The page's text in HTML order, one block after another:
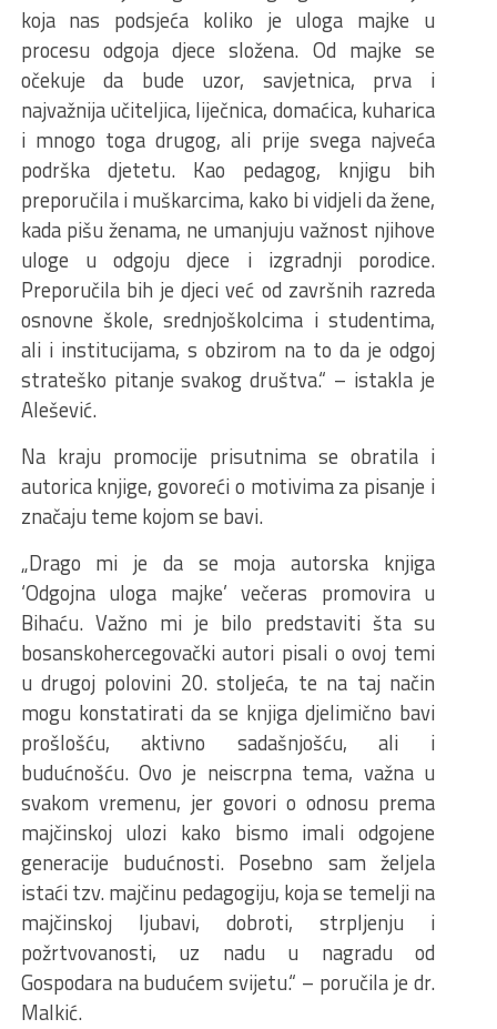
koja nas podsjeća koliko je uloga majke u
procesu odgoja djece složena. Od majke se
očekuje da bude uzor, savjetnica, prva i
najvažnija učiteljica, liječnica, domaćica, kuharica
i mnogo toga drugog, ali prije svega najveća
podrška djetetu. Kao pedagog, knjigu bih
preporučila i muškarcima, kako bi vidjeli da žene,
kada pišu ženama, ne umanjuju važnost njihove
uloge u odgoju djece i izgradnji porodice.
Preporučila bih je djeci već od završnih razreda
osnovne škole, srednjoškolcima i studentima,
ali i institucijama, s obzirom na to da je odgoj
strateško pitanje svakog društva.“ – istakla je
Alešević.
Na kraju promocije prisutnima se obratila i
autorica knjige, govoreći o motivima za pisanje i
značaju teme kojom se bavi.
„Drago mi je da se moja autorska knjiga
‘Odgojna uloga majke’ večeras promovira u
Bihaću. Važno mi je bilo predstaviti šta su
bosanskohercegovački autori pisali o ovoj temi
u drugoj polovini 20. stoljeća, te na taj način
mogu konstatirati da se knjiga djelimično bavi
prošlošću, aktivno sadašnjošću, ali i
budućnošću. Ovo je neiscrpna tema, važna u
svakom vremenu, jer govori o odnosu prema
majčinskoj ulozi kako bismo imali odgojene
generacije budućnosti. Posebno sam željela
istaći tzv. majčinu pedagogiju, koja se temelji na
majčinskoj ljubavi, dobroti, strpljenju i
požrtvovanosti, uz nadu u nagradu od
Gospodara na budućem svijetu.“ – poručila je dr.
Malkić.